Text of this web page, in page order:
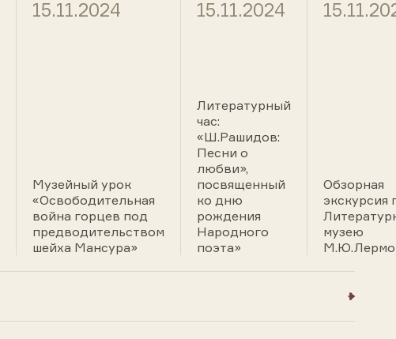
15.11.2024
Музейный урок
«Освободительная
война горцев под
предводительством
шейха Мансура»
15.11.2024
Литературный
час:
«Ш.Рашидов:
Песни о
любви»,
посвященный
ко дню
рождения
Народного
поэта»
Обзорная
экскурсия
музею